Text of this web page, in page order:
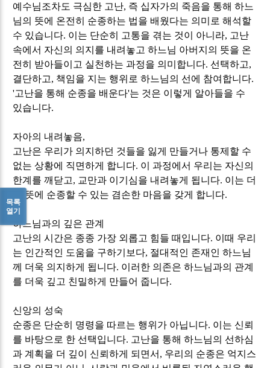
예수님조차도 극심한 고난, 즉 십자가의 죽음을 통해 하느
님의 뜻에 온전히 순종하는 법을 배웠다는 의미로 해석할
수 있습니다. 이는 단순히 고통을 겪는 것이 아니라, 고난
속에서 자신의 의지를 내려놓고 하느님 아버지의 뜻을 온
전히 받아들이고 실천하는 과정을 의미합니다. 선택하고,
결단하고, 책임을 지는 행위로 하느님의 선에 참여합니다.
'고난을 통해 순종을 배운다'는 것은 이렇게 알아들을 수
있습니다.
자아의 내려놓음,
고난은 우리가 의지하던 것들을 잃게 만들거나 통제할 수
없는 상황에 직면하게 합니다. 이 과정에서 우리는 자신의
한계를 깨닫고, 교만과 이기심을 내려놓게 됩니다. 이는 더
큰 뜻에 순종할 수 있는 겸손한 마음을 갖게 합니다.
하느님과의 깊은 관계
고난의 시간은 종종 가장 외롭고 힘들 때입니다. 이때 우리
는 인간적인 도움을 구하기보다, 절대적인 존재인 하느님
께 더욱 의지하게 됩니다. 이러한 의존은 하느님과의 관계
를 더욱 깊고 친밀하게 만들어 줍니다.
신앙의 성숙
순종은 단순히 명령을 따르는 행위가 아닙니다. 이는 신뢰
를 바탕으로 한 선택입니다. 고난을 통해 하느님의 선하심
과 계획을 더 깊이 신뢰하게 되면서 , 우리의 순종은 억지스
목록
열기